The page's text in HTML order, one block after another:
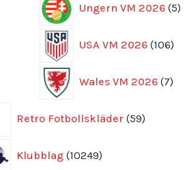
Ungern VM 2026 5
USA VM 2026 106
Wales VM 2026 7
Retro Fotbollskläder 59
produkter
Klubblag 10249
produkter